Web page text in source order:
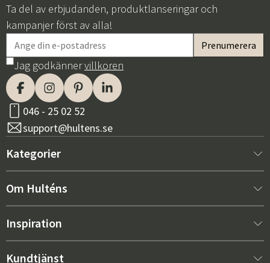
Ta del av erbjudanden, produktlanseringar och
kampanjer först av alla!
Jag godkännervillkoren
046 - 25 02 52
support@hultens.se
Kategorier
Nytt hos oss
Inredning
Om Hulténs
Om Hulténs
Inspiration
Bästsäljare
Kundtjänst